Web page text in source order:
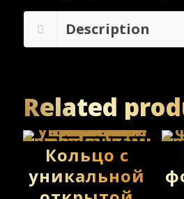
Description
Related
Кольцо с
уникальной